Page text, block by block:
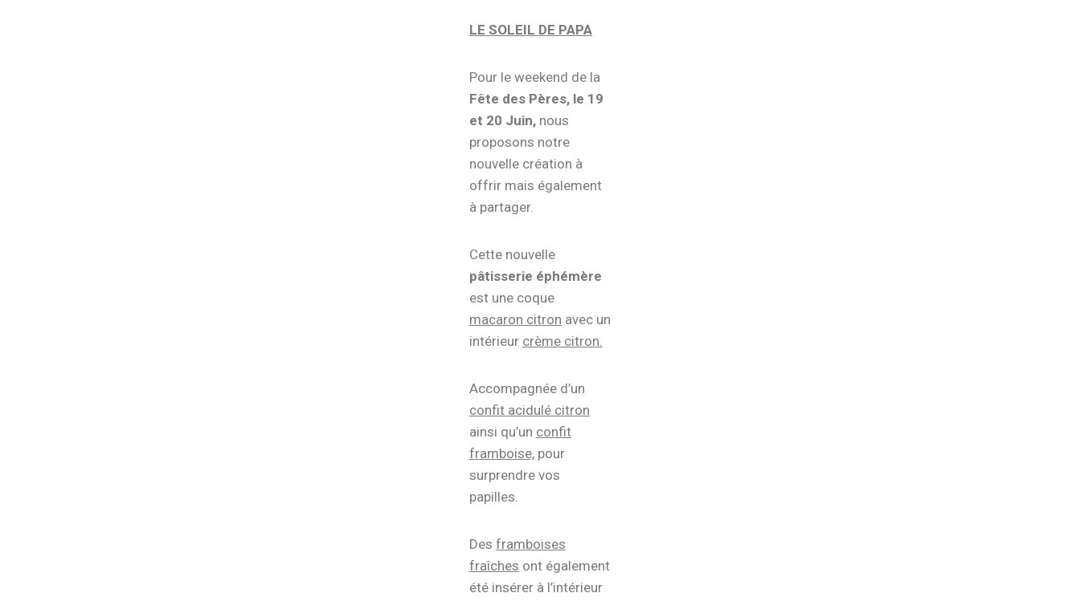
LE SOLEIL DE PAPA
Pour le weekend de la
Fête des Pères, le 19
et 20 Juin,nous
proposons notre
nouvelle création à
offrir mais également
à partager.
Cette nouvelle
pâtisserie éphémère
est une coque
macaron citron avec un
intérieur crème citron.
Accompagnée d’un
confit acidulé citron
ainsi qu’un confit
framboise,pour
surprendre vos
papilles.
Des framboises
fraîches ont également
été insérer à l’intérieur